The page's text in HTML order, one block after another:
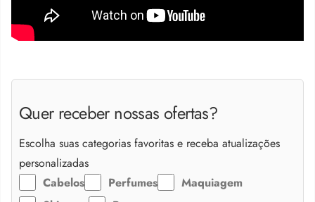
Quer receber nossas ofertas?
Escolha suas categorias favoritas e receba atualizações
personalizadas
Cabelos
Perfumes
Maquiagem